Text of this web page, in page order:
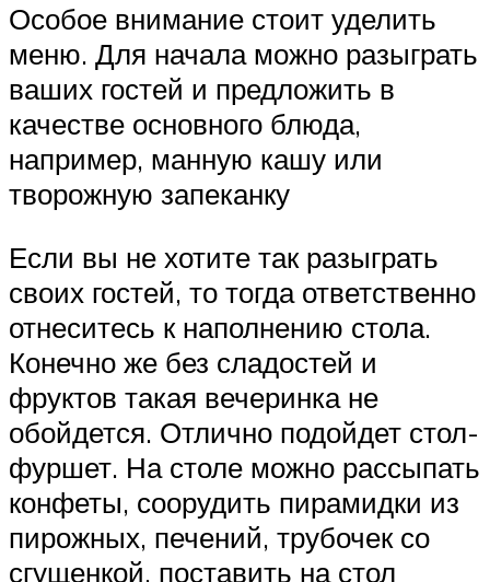
Особое внимание стоит уделить
меню. Для начала можно разыграть
ваших гостей и предложить в
качестве основного блюда,
например, манную кашу или
творожную запеканку
Если вы не хотите так разыграть
своих гостей, то тогда ответственно
отнеситесь к наполнению стола.
Конечно же без сладостей и
фруктов такая вечеринка не
обойдется. Отлично подойдет стол-
фуршет. На столе можно рассыпать
конфеты, соорудить пирамидки из
пирожных, печений, трубочек со
сгущенкой, поставить на стол